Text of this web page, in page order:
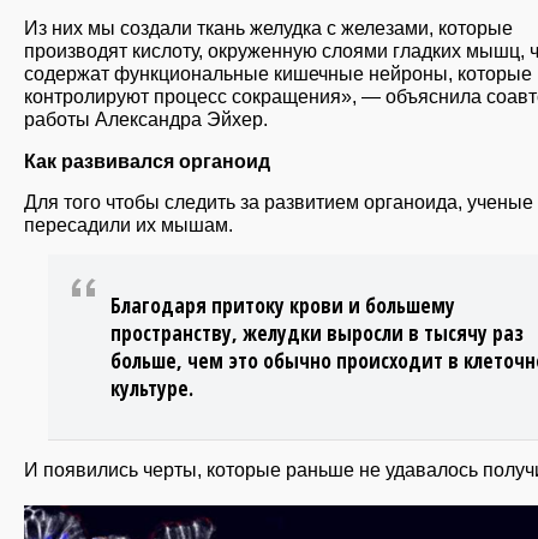
Из них мы создали ткань желудка с железами, которые
производят кислоту, окруженную слоями гладких мышц,
содержат функциональные кишечные нейроны, которые
контролируют процесс сокращения», — объяснила
работы Александра Эйхер.
Как развивался органоид
Для того чтобы следить за развитием органоида, ученые
пересадили их мышам.
Благодаря притоку крови и большему
пространству, желудки выросли в тысячу раз
больше, чем это обычно происходит в
культуре.
И появились черты, которые раньше не удавалось